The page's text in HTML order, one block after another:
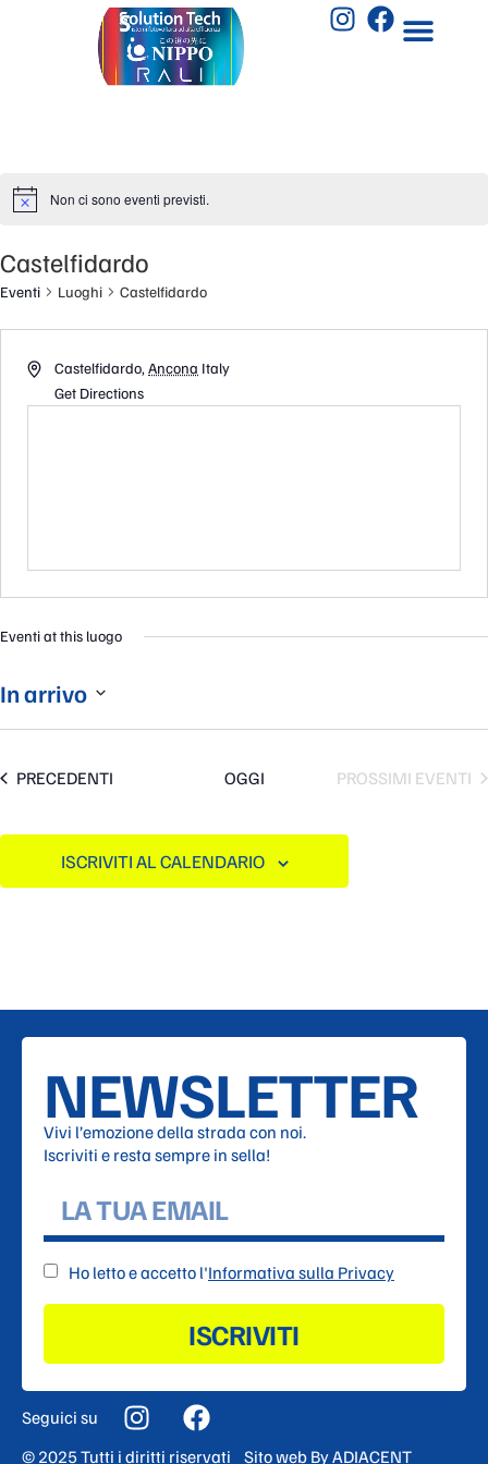
Non ci sono eventi previsti.
Castelfidardo
Eventi Luoghi Castelfidardo
Castelfidardo, Ancona Italy
Get Directions
Eventi at this luogo
In arrivo
la
EVENTI
PRECEDENTI OGGI PROSSIMI EVENTI
ISCRIVITI AL CALENDARIO
NEWSLETTER
Vivi l’emozione della strada con noi.
Iscriviti e resta sempre in sella!
Ho letto e accetto l'Informativa sulla Privacy
ISCRIVITI
Seguici su
© 2025 Tutti i diritti riservati
Sito web ByADIACENT